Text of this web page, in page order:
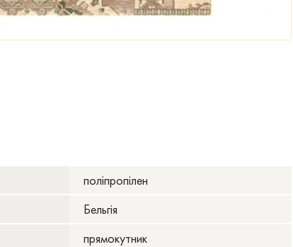
поліпропілен
Бельгія
прямокутник